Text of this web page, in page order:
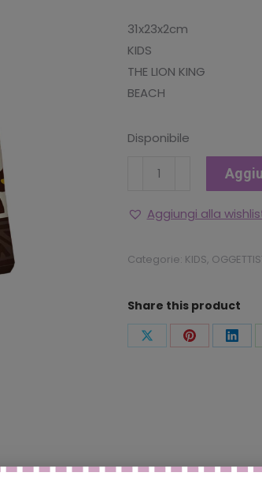
31x23x2cm
KIDS
THE LION KING
BEACH
Disponibile
SPIAGGIA
CASEAggiungi alla
Categorie: KIDS,
Share this product
CondividiCondividi